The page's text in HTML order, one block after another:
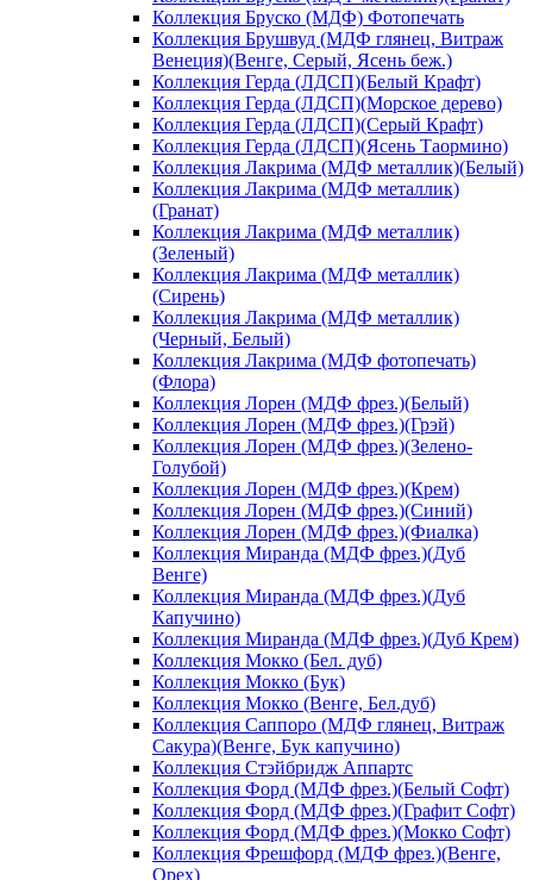
Коллекция Бруско (МДФ) Фотопечать
Коллекция Брушвуд (МДФ глянец, Витраж
Венеция)(Венге, Серый, Ясень беж.)
Коллекция Герда (ЛДСП)(Белый Крафт)
Коллекция Герда (ЛДСП)(Морское дерево)
Коллекция Герда (ЛДСП)(Серый Крафт)
Коллекция Герда (ЛДСП)(Ясень Таормино)
Коллекция Лакрима (МДФ металлик)(Белый)
Коллекция Лакрима (МДФ металлик)
(Гранат)
Коллекция Лакрима (МДФ металлик)
(Зеленый)
Коллекция Лакрима (МДФ металлик)
(Сирень)
Коллекция Лакрима (МДФ металлик)
(Черный, Белый)
Коллекция Лакрима (МДФ фотопечать)
(Флора)
Коллекция Лорен (МДФ фрез.)(Белый)
Коллекция Лорен (МДФ фрез.)(Грэй)
Коллекция Лорен (МДФ фрез.)(Зелено-
Голубой)
Коллекция Лорен (МДФ фрез.)(Крем)
Коллекция Лорен (МДФ фрез.)(Синий)
Коллекция Лорен (МДФ фрез.)(Фиалка)
Коллекция Миранда (МДФ фрез.)(Дуб
Венге)
Коллекция Миранда (МДФ фрез.)(Дуб
Капучино)
Коллекция Миранда (МДФ фрез.)(Дуб Крем)
Коллекция Мокко (Бел. дуб)
Коллекция Мокко (Бук)
Коллекция Мокко (Венге, Бел.дуб)
Коллекция Саппоро (МДФ глянец, Витраж
Сакура)(Венге, Бук капучино)
Коллекция Стэйбридж Аппартс
Коллекция Форд (МДФ фрез.)(Белый Софт)
Коллекция Форд (МДФ фрез.)(Графит Софт)
Коллекция Форд (МДФ фрез.)(Мокко Софт)
Коллекция Фрешфорд (МДФ фрез.)(Венге,
Орех)